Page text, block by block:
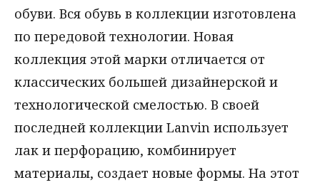
обуви. Вся обувь в коллекции изготовлена
по передовой технологии. Новая
коллекция этой марки отличается от
классических большей дизайнерской и
технологической смелостью. В своей
последней коллекции Lanvin использует
лак и перфорацию, комбинирует
материалы, создает новые формы. На этот